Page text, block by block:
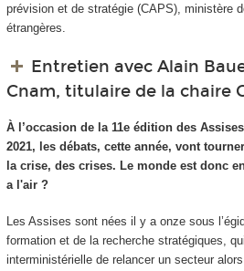
prévision et de stratégie (CAPS), ministère
étrangères.
Entretien avec Alain
Cnam, titulaire de la chaire
À l’occasion de la 11e édition des
2021, les débats, cette année, vont
la crise, des crises. Le monde est donc
a l'air ?
Les Assises sont nées il y a onze sous
formation et de la recherche stratégiques,
interministérielle de relancer un secteur